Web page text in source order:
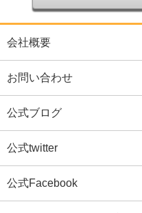
会社概要
お問い合わせ
公式ブログ
公式twitter
公式Facebook